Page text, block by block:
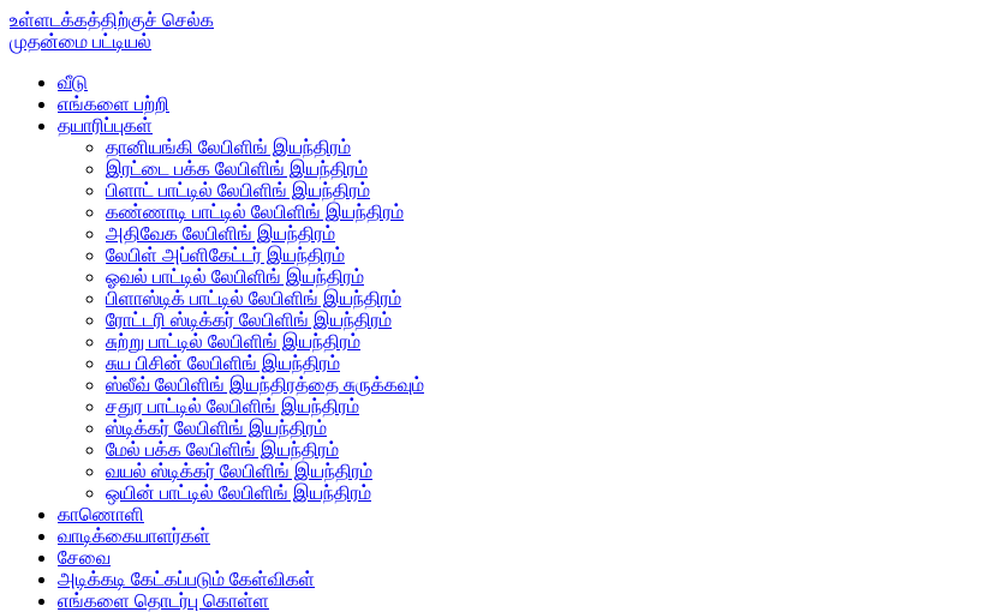
உள்ளடக்கத்திற்குச் செல்க
முதன்மை பட்டியல்
வீடு
எங்களை பற்றி
தயாரிப்புகள்
தானியங்கி லேபிளிங் இயந்திரம்
இரட்டை பக்க லேபிளிங் இயந்திரம்
பிளாட் பாட்டில் லேபிளிங் இயந்திரம்
கண்ணாடி பாட்டில் லேபிளிங் இயந்திரம்
அதிவேக லேபிளிங் இயந்திரம்
லேபிள் அப்ளிகேட்டர் இயந்திரம்
ஓவல் பாட்டில் லேபிளிங் இயந்திரம்
பிளாஸ்டிக் பாட்டில் லேபிளிங் இயந்திரம்
ரோட்டரி ஸ்டிக்கர் லேபிளிங் இயந்திரம்
சுற்று பாட்டில் லேபிளிங் இயந்திரம்
சுய பிசின் லேபிளிங் இயந்திரம்
ஸ்லீவ் லேபிளிங் இயந்திரத்தை சுருக்கவும்
சதுர பாட்டில் லேபிளிங் இயந்திரம்
ஸ்டிக்கர் லேபிளிங் இயந்திரம்
மேல் பக்க லேபிளிங் இயந்திரம்
வயல் ஸ்டிக்கர் லேபிளிங் இயந்திரம்
ஒயின் பாட்டில் லேபிளிங் இயந்திரம்
காணொளி
வாடிக்கையாளர்கள்
சேவை
அடிக்கடி கேட்கப்படும் கேள்விகள்
எங்களை தொடர்பு கொள்ள